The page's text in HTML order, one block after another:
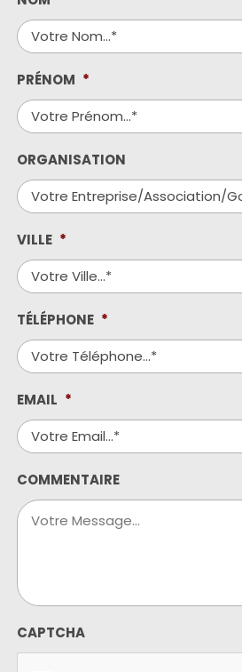
PRÉNOM *
ORGANISATION
VILLE *
TÉLÉPHONE *
EMAIL *
COMMENTAIRE
CAPTCHA